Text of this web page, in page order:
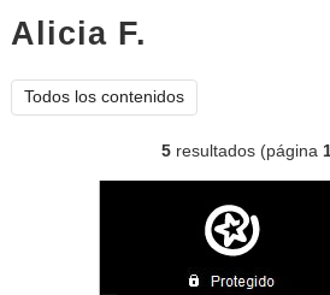
Alicia F.
Todos los contenidos
5 resultados (página